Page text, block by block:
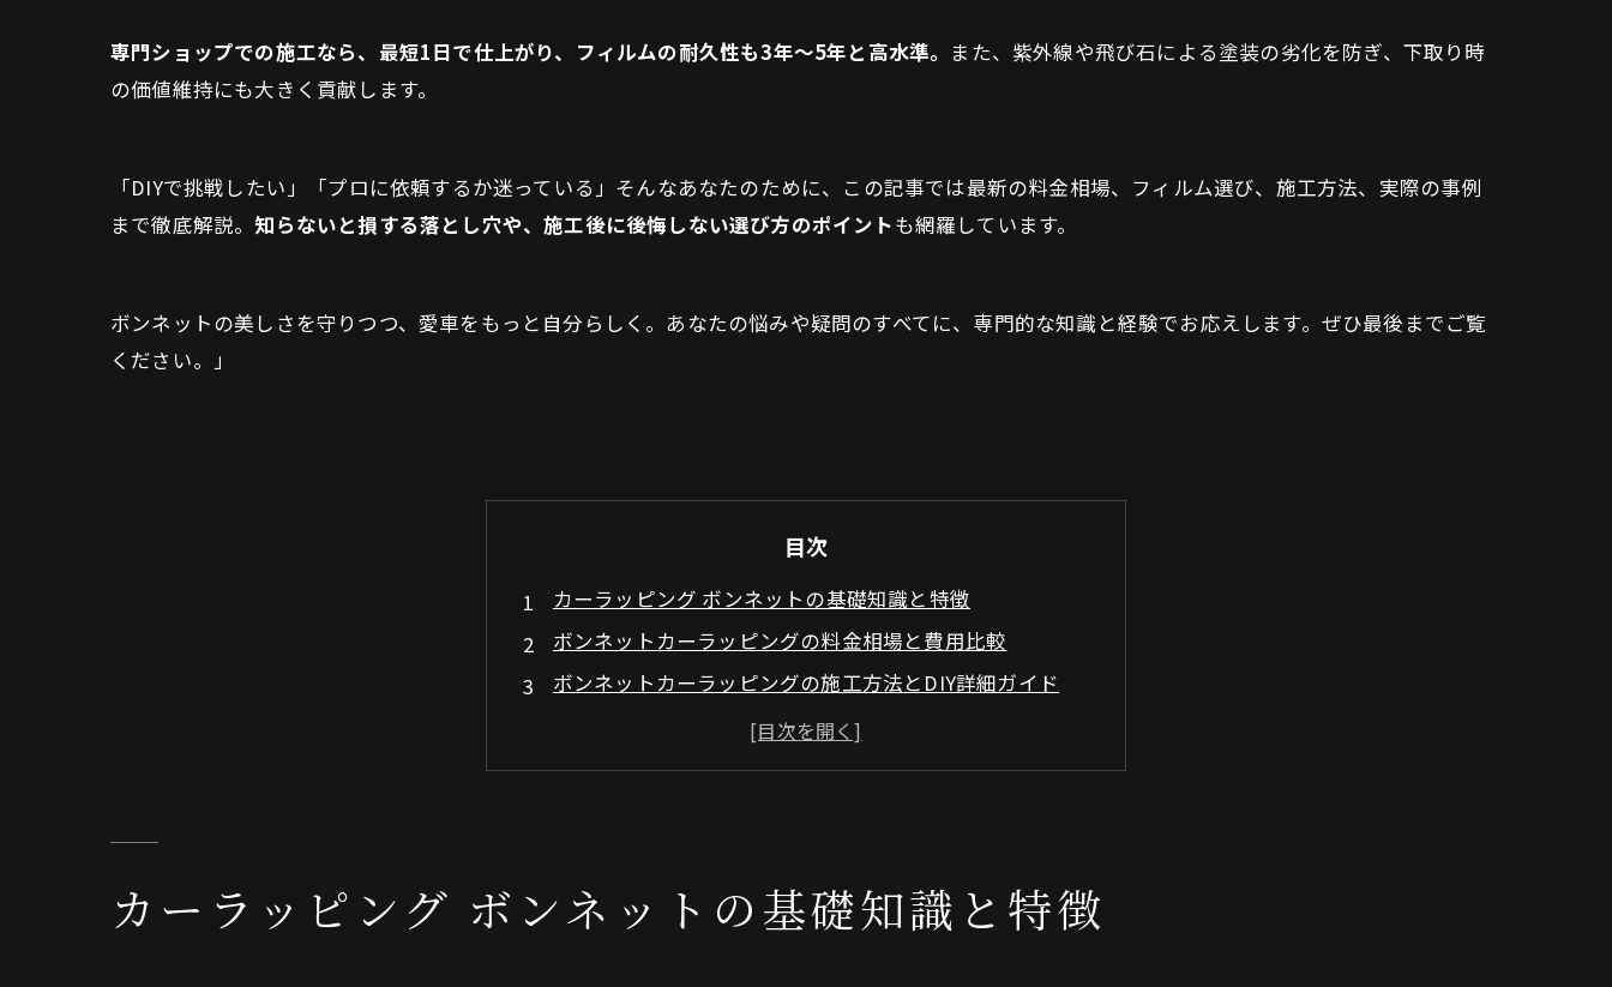
専門ショップでの施工なら、最短1日で仕上がり、フィルムの耐久性も3年～5年と高水準。 また、紫外線や飛び石による塗装の劣化を防ぎ、下取り時
の価値維持にも大きく貢献します。
「DIYで挑戦したい」「プロに依頼するか迷っている」そんなあなたのために、この記事では最新の料金相場、フィルム選び、施工方法、実際の事例
まで徹底解説。知らないと損する落とし穴や、施工後に後悔しない選び方のポイントも網羅しています。
ボンネットの美しさを守りつつ、愛車をもっと自分らしく。あなたの悩みや疑問のすべてに、専門的な知識と経験でお応えします。ぜひ最後までご覧
ください。」
目次
カーラッピング ボンネットの基礎知識と特徴
ボンネットカーラッピングの料金相場と費用比較
ボンネットカーラッピングの施工方法とDIY詳細ガイド
ボンネットラッピングのデザイン事例とカスタムの選び方
ボンネットカーラッピングに関するよくある質問と比較表
カーラッピング ボンネットの基礎知識と特徴